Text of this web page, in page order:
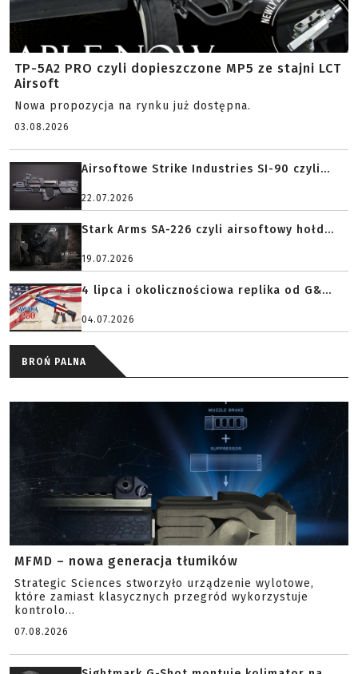
TP-5A2 PRO czyli dopieszczone MP5 ze stajni LCT
Airsoft
Nowa propozycja na rynku już dostępna.
03.08.2026
Airsoftowe Strike Industries SI-90 czyli...
22.07.2026
Stark Arms SA-226 czyli airsoftowy hołd...
19.07.2026
4 lipca i okolicznościowa replika od G&...
04.07.2026
BROŃ PALNA
MFMD – nowa generacja tłumików
Strategic Sciences stworzyło urządzenie wylotowe,
które zamiast klasycznych przegród wykorzystuje
kontrolo...
07.08.2026